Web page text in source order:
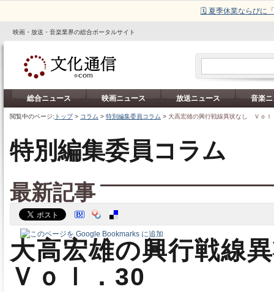
🗓️ 夏季休業ならびに
映画・放送・音楽業界の総合ポータルサイト
総合ニュース 映画ニュース 放送ニュース 音楽
閲覧中のページ: トップ> コラム > 特別編集委員コラム > 大高宏雄の興行戦線異状なし Ｖｏｌ
特別編集委員コラム
最新記事
大高宏雄の興行戦
Ｖｏｌ．30